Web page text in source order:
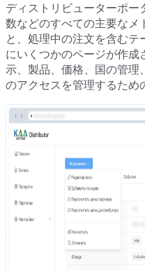
ディストリビューターポー
数などのすべての主要なメ
と、処理中の注文を含むテ
にいくつかのページが作成
示、製品、価格、国の管理
のアクセスを管理するため